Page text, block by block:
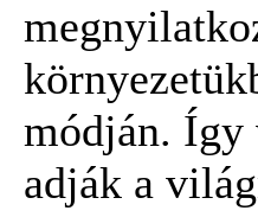
módján. Így
adják a